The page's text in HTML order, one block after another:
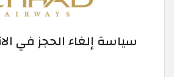
سياسة إلغاء الحجز في